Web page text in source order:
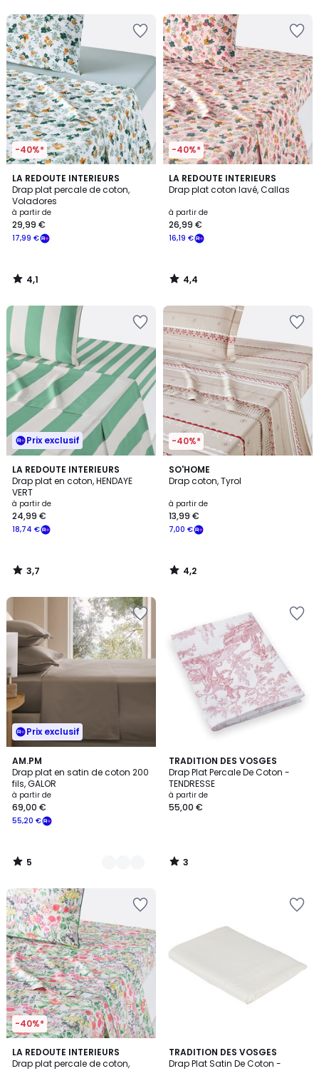
-40%*
LA REDOUTE INTERIEURS
Drap plat percale de coton,
Voladores
à partir de
17,99 €
29,99 €
4,1
/ 5
4,1
/
-40%*
LA REDOUTE INTERIEURS
Drap plat coton lavé, Callas
à partir de
16,19 €
26,99 €
4,4
/ 5
4,4
/
Prix exclusif
LA REDOUTE INTERIEURS
Drap plat en coton, HENDAYE
VERT
à partir de
18,74 €
24,99 €
3,7
/ 5
3,7
/
-40%*
SO'HOME
Drap coton, Tyrol
à partir de
7,00 €
13,99 €
4,2
/ 5
4,2
/
Prix exclusif
AM.PM
Drap plat en satin de coton 200
fils, GALOR
à partir de
55,20 €
69,00 €
5
/
5
10
Couleurs
5
/
TRADITION DES VOSGES
Drap Plat Percale De Coton -
TENDRESSE
à partir de
55,00 €
3
/
5
3
/
-40%*
LA REDOUTE INTERIEURS
Drap plat percale de coton,
4,6
/ 5
TRADITION DES VOSGES
Drap Plat Satin De Coton -
4
/
6
Couleurs